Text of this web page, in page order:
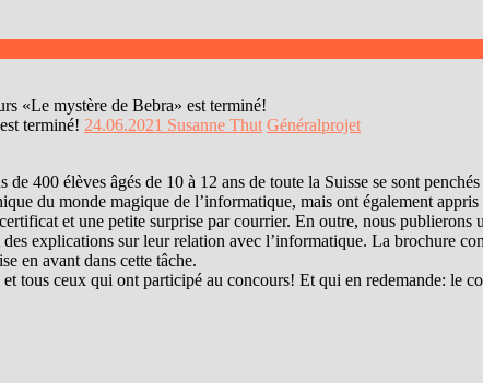
«Le mystère de Bebra» est terminé!
terminé! 24.06.2021 Susanne Thut Généralprojet
400 élèves âgés de 10 à 12 ans de toute la Suisse se sont
du monde magique de l’informatique, mais ont également
et une petite surprise par courrier. En outre, nous publierons
explications sur leur relation avec l’informatique. La brochure
en avant dans cette tâche.
tous ceux qui ont participé au concours! Et qui en redemande: le